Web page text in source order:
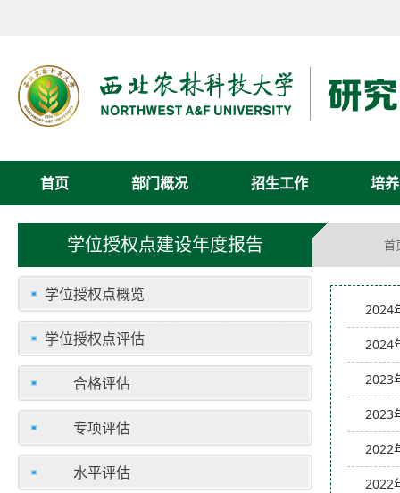
首页 部门概况 招生工作 培
学位授权点建设年度报告 首
学位授权点概览
学位授权点评估
合格评估
专项评估
水平评估
2024
2024
2023
2023
2022
2022